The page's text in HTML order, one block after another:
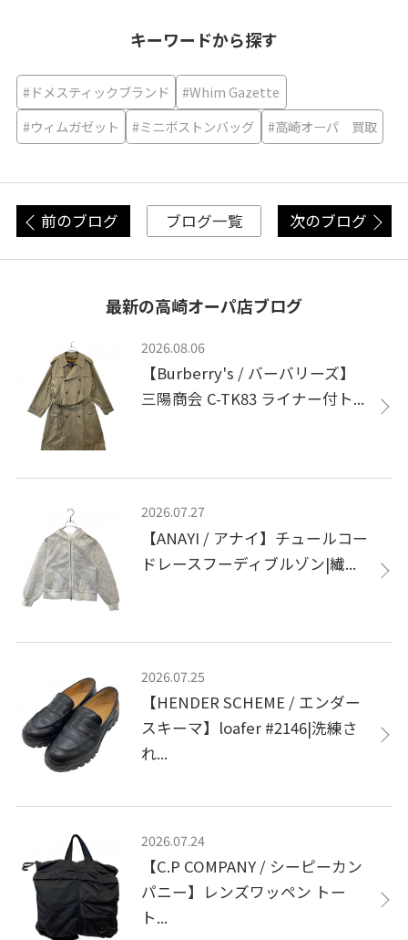
キーワードから探す
#ドメスティックブランド
#Whim Gazette
#ウィムガゼット
#ミニボストンバッグ #高崎オーパ 買取
前のブログ ブログ一覧 次のブログ
最新の高崎オーパ店ブログ
2026.08.06
【Burberry's / バーバリーズ】
三陽商会 C-TK83 ライナー付ト...
2026.07.27
【ANAYI / アナイ】チュールコー
ドレースフーディブルゾン|繊...
2026.07.25
【HENDER SCHEME / エンダー
スキーマ】loafer #2146|洗練さ
れ...
2026.07.24
【C.P COMPANY / シーピーカン
パニー】レンズワッペン トー
ト...